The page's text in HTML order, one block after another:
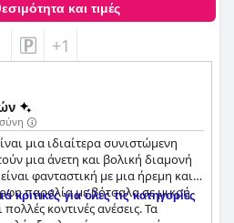
και τιμές
+1
μια ιδιαίτερα συνιστώμενη
μια άνετη και βολική διαμονή
φανταστική με μια ήρεμη και
παραλία με βότσαλα σε μικρή
κοντινές ανέσεις. Τα
κριτικές για όλες τις κατηγορίες